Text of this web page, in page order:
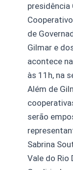
presidência
de
Gilmar e
acontece
às 11h, na
Além de
serão
Sabrina
Vale do Rio